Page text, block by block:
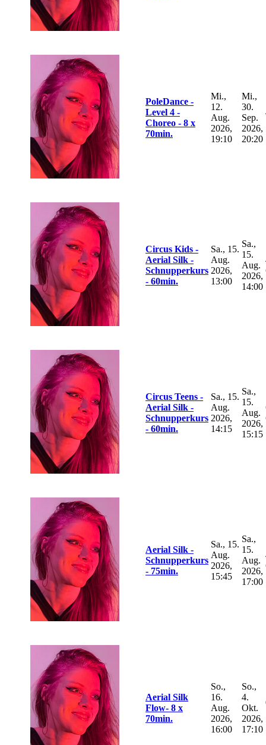
PoleDance -
Level 4 -
Choreo - 8 x
70min.
Mi.,
12.
Aug.
2026,
19:10
Mi.,
30.
Sep.
2026,
20:20
Circus Kids -
Aerial Silk -
Schnupperkurs
- 60min.
Sa., 15.
Aug.
2026,
13:00
Sa.,
15.
Aug.
2026,
14:00
Circus Teens -
Aerial Silk -
Schnupperkurs
- 60min.
Sa., 15.
Aug.
2026,
14:15
Sa.,
15.
Aug.
2026,
15:15
Aerial Silk -
Schnupperkurs
- 75min.
Sa., 15.
Aug.
2026,
15:45
Sa.,
15.
Aug.
2026,
17:00
Aerial Silk
Flow- 8 x
70min.
So.,
16.
Aug.
2026,
16:00
So.,
4.
Okt.
2026,
17:10